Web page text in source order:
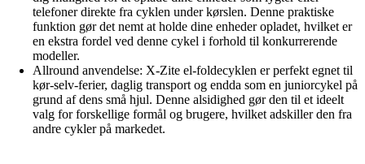
telefoner direkte fra cyklen under kørslen. Denne praktiske
funktion gør det nemt at holde dine enheder opladet, hvilket er
en ekstra fordel ved denne cykel i forhold til konkurrerende
modeller.
Allround anvendelse: X-Zite el-foldecyklen er perfekt egnet til
kør-selv-ferier, daglig transport og endda som en juniorcykel på
grund af dens små hjul. Denne alsidighed gør den til et ideelt
valg for forskellige formål og brugere, hvilket adskiller den fra
andre cykler på markedet.